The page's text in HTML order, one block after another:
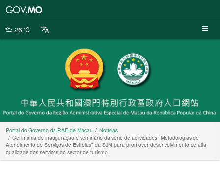
da
26°C
Portal do Governo da RAE de Macau
Notícias
Cerimónia de inauguração e seminário da série de actividades “Metodologias de
Atendimento de Serviços de Estrelas” da SJM para promover desenvolvimento de alta
qualidade dos serviços do sector de turismo